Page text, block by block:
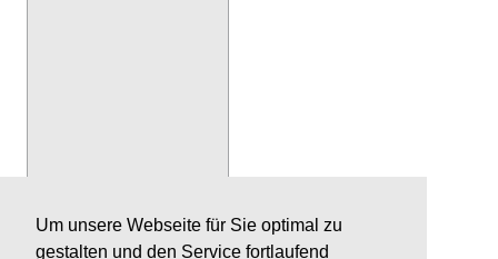
Um unsere Webseite für Sie optimal zu
gestalten und den Service fortlaufend